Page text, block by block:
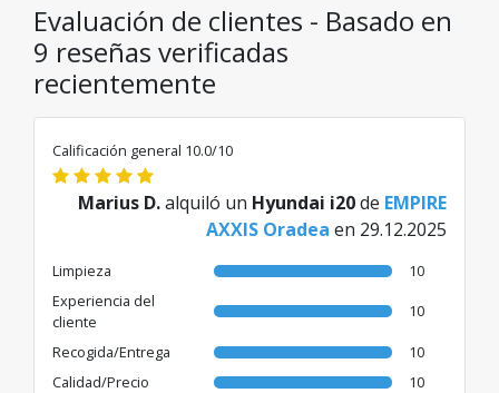
Evaluación de clientes - Basado en
9 reseñas verificadas
recientemente
Calificación general 10.0/10
Marius D.alquiló un Hyundai i20de EMPIRE
AXXIS Oradea en 29.12.2025
Limpieza
10
Experiencia del
cliente
10
Recogida/Entrega
10
Calidad/Precio
10